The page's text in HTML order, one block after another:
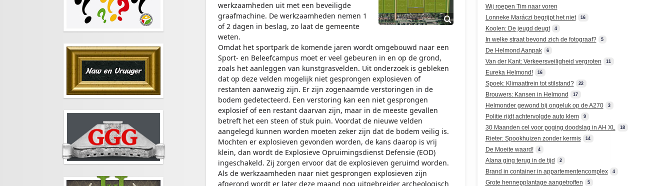
werkzaamheden uit met een beveiligde
graafmachine. De werkzaamheden nemen 1
of 2 dagen in beslag, zo laat de gemeente
weten.
Omdat het sportpark de komende jaren wordt omgebouwd naar een
Sport- en Beleefcampus moet er veel gebeuren in en op de grond,
zoals het aanleggen van kunstgrasvelden. Uit onderzoek is gebleken
dat op deze velden mogelijk niet gesprongen explosieven of
restanten aanwezig zijn. Er zijn zogenaamde verstoringen in de
bodem gedetecteerd. Een verstoring kan een niet gesprongen
explosief of een restant daarvan zijn, maar in de meeste gevallen
betreft het een steen of stuk puin. Voordat de nieuwe velden
aangelegd kunnen worden moeten zeker zijn dat de bodem veilig is.
Mochten er explosieven gevonden worden, de kans daarop is vrij
klein, dan wordt de Explosieve Opruimingsdienst Defensie (EOD)
ingeschakeld. Zij zorgen ervoor dat de explosieven geruimd worden.
Als de werkzaamheden naar niet gesprongen explosieven zijn
afgerond wordt er later deze maand nog uitgebreider archeologisch
Wij roepen Tim naar voren
Lonneke Maráczi begrijpt het niet
16
Koolen: De jeugd deugt 4
In welke straat bevond zich de fotograaf? 5
De Helmond Aanpak 6
Van der Kant: Verkeersveiligheid vergroten 11
Eureka Helmond! 16
Spoek: Klimaattrein tot stilstand? 22
Brouwers: Kansen in Helmond 17
Helmonder gewond bij ongeluk op de A270 3
Politie rijdt achtervolgde auto klem 9
30 Maanden cel voor poging doodslag in AH XL 18
Rieter: Spookhuizen zonder kermis 14
De Moeite waard! 4
Alana ging terug in de tijd 2
Brand in container in appartementencomplex 4
Grote hennepplantage aangetroffen 5